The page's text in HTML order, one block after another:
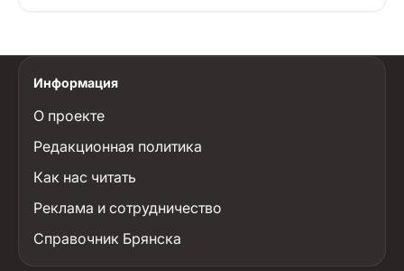
Информация
О проекте
Редакционная политика
Как нас читать
Реклама и сотрудничество
Справочник Брянска